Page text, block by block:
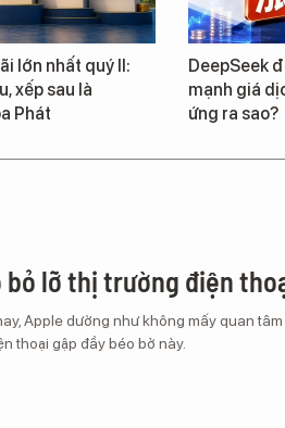
lớn nhất quý II:
xếp sau là
Phát
DeepSeek
mạnh giá
ứng ra sao?
bỏ lỡ thị trường điện
Apple dường như không mấy quan
thoại gập đầy béo bở này.